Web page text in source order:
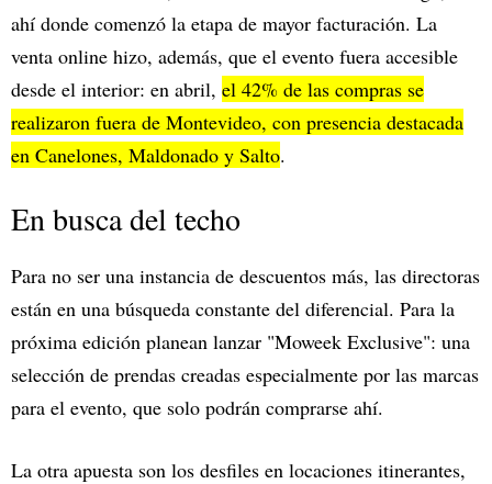
ahí donde comenzó la etapa de mayor facturación. La
venta online hizo, además, que el evento fuera accesible
desde el interior: en abril, el 42% de las compras se
realizaron fuera de Montevideo, con presencia destacada
en Canelones, Maldonado y Salto.
En busca del techo
Para no ser una instancia de descuentos más, las directoras
están en una búsqueda constante del diferencial. Para la
próxima edición planean lanzar "Moweek Exclusive": una
selección de prendas creadas especialmente por las marcas
para el evento, que solo podrán comprarse ahí.
La otra apuesta son los desfiles en locaciones itinerantes,